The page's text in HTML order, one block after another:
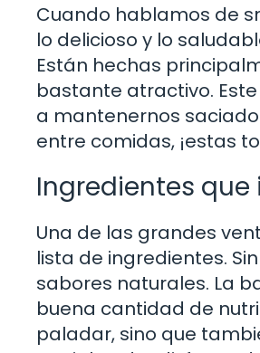
Cuando hablamos de
lo delicioso y lo
Están hechas
bastante atractivo.
a mantenernos
entre comidas, ¡estas
Ingredientes
Una de las grandes
lista de ingredientes.
sabores naturales. La
buena cantidad de
paladar, sino que